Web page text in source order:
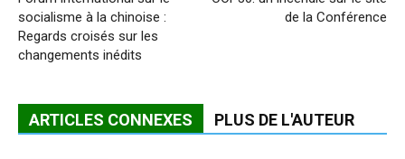
socialisme à la chinoise :
Regards croisés sur les
changements inédits
de la Conférence
ARTICLES CONNEXES PLUS DE L'AUTEUR